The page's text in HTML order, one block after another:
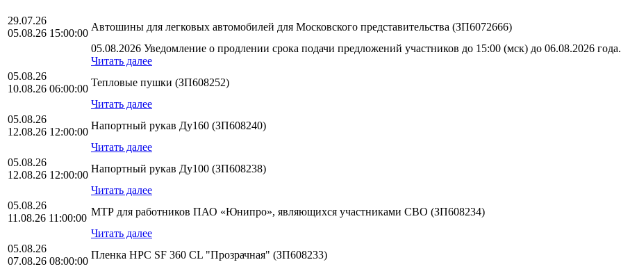
29.07.26
05.08.26 15:00:00
Автошины для легковых автомобилей для Московского представительства (ЗП6072666)
05.08.2026 Уведомление о продлении срока подачи предложений участников до 15:00 (мск) до 06.08.2026 года.
Читать далее
05.08.26
10.08.26 06:00:00
Тепловые пушки (ЗП608252)
Читать далее
05.08.26
12.08.26 12:00:00
Напортный рукав Ду160 (ЗП608240)
Читать далее
05.08.26
12.08.26 12:00:00
Напортный рукав Ду100 (ЗП608238)
Читать далее
05.08.26
11.08.26 11:00:00
МТР для работников ПАО «Юнипро», являющихся участниками СВО (ЗП608234)
Читать далее
05.08.26
07.08.26 08:00:00
Пленка HPС SF 360 CL "Прозрачная" (ЗП608233)